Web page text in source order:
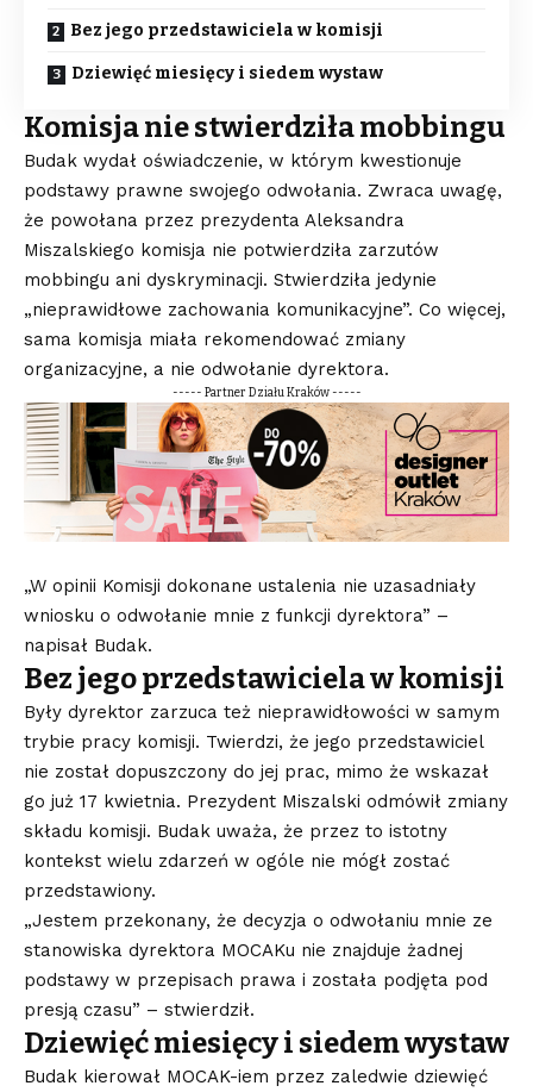
Bez jego przedstawiciela w komisji
Dziewięć miesięcy i siedem wystaw
Komisja nie stwierdziła mobbingu
Budak wydał oświadczenie, w którym kwestionuje
podstawy prawne swojego odwołania. Zwraca uwagę,
że powołana przez prezydenta Aleksandra
Miszalskiego komisja nie potwierdziła zarzutów
mobbingu ani dyskryminacji. Stwierdziła jedynie
„nieprawidłowe zachowania komunikacyjne”. Co więcej,
sama komisja miała rekomendować zmiany
organizacyjne, a nie odwołanie dyrektora.
----- Partner Działu Kraków -----
„W opinii Komisji dokonane ustalenia nie uzasadniały
wniosku o odwołanie mnie z funkcji dyrektora” –
napisał Budak.
Bez jego przedstawiciela w komisji
Były dyrektor zarzuca też nieprawidłowości w samym
trybie pracy komisji. Twierdzi, że jego przedstawiciel
nie został dopuszczony do jej prac, mimo że wskazał
go już 17 kwietnia. Prezydent Miszalski odmówił zmiany
składu komisji. Budak uważa, że przez to istotny
kontekst wielu zdarzeń w ogóle nie mógł zostać
przedstawiony.
„Jestem przekonany, że decyzja o odwołaniu mnie ze
stanowiska dyrektora MOCAKu nie znajduje żadnej
podstawy w przepisach prawa i została podjęta pod
presją czasu” – stwierdził.
Dziewięć miesięcy i siedem wystaw
Budak kierował MOCAK-iem przez zaledwie dziewięć